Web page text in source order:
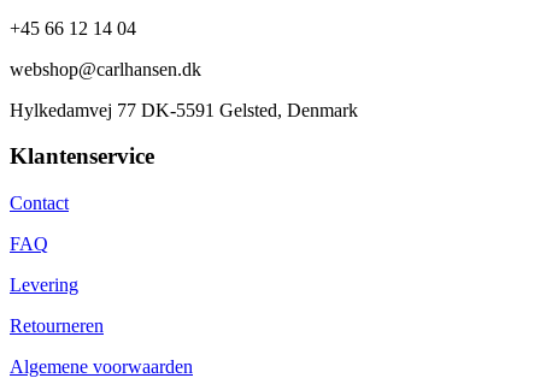
+45 66 12 14 04
webshop@carlhansen.dk
Hylkedamvej 77 DK-5591 Gelsted, Denmark
Klantenservice
Contact
FAQ
Levering
Retourneren
Algemene voorwaarden